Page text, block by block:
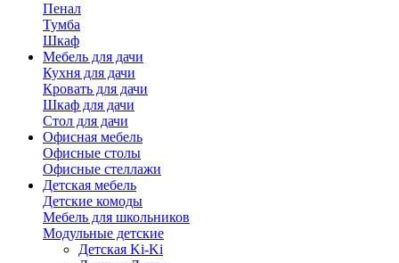
Пенал
Тумба
Шкаф
Мебель для дачи
Кухня для дачи
Кровать для дачи
Шкаф для дачи
Стол для дачи
Офисная мебель
Офисные столы
Офисные стеллажи
Детская мебель
Детские комоды
Мебель для школьников
Модульные детские
Детская Ki-Ki